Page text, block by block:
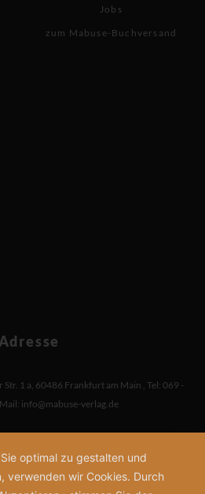
Jobs
zum Mabuse-Buchversand
Adresse
Str. 1 a, 60486 Frankfurt am Main , Tel: 069 -
info@mabuse-verlag.de
optimal zu gestalten und
verwenden wir Cookies. Durch